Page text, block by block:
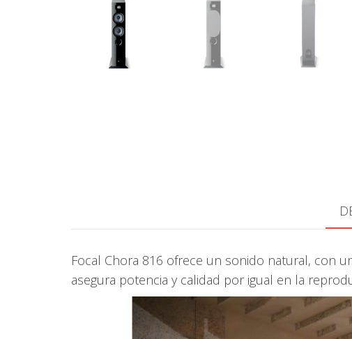
Focal Chora 816 ofrece un sonido natural, con
asegura potencia y calidad por igual en la